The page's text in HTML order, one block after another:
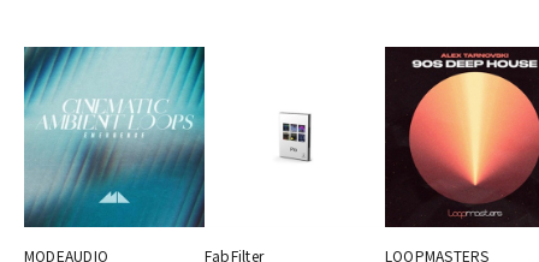
MODEAUDIO FabFilter LOOPMASTERS